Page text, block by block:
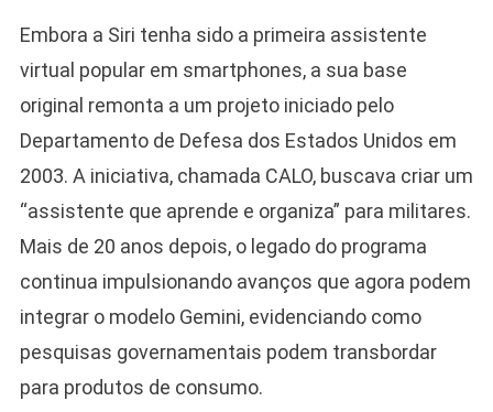
Embora a Siri tenha sido a primeira assistente
virtual popular em smartphones, a sua base
original remonta a um projeto iniciado pelo
Departamento de Defesa dos Estados Unidos em
2003. A iniciativa, chamada CALO, buscava criar um
“assistente que aprende e organiza” para militares.
Mais de 20 anos depois, o legado do programa
continua impulsionando avanços que agora podem
integrar o modelo Gemini, evidenciando como
pesquisas governamentais podem transbordar
para produtos de consumo.